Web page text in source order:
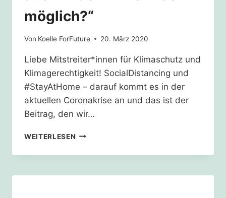
möglich?“
Von Koelle ForFuture 20. März 2020
Liebe Mitstreiter*innen für Klimaschutz und
Klimagerechtigkeit! SocialDistancing und
#StayAtHome – darauf kommt es in der
aktuellen Coronakrise an und das ist der
Beitrag, den wir…
WEITERLESEN „WARUM
DAS
AUCH